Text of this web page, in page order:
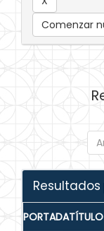
Comenzar
PORTADATÍTULO